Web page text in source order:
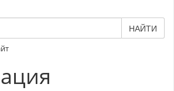
НАЙТИ